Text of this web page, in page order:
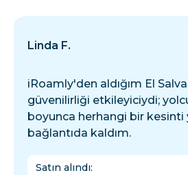
Linda F.
iRoamly'den aldığım El
güvenilirliği etkileyiciydi;
boyunca herhangi bir kesinti
bağlantıda kaldım.
Satın alındı: